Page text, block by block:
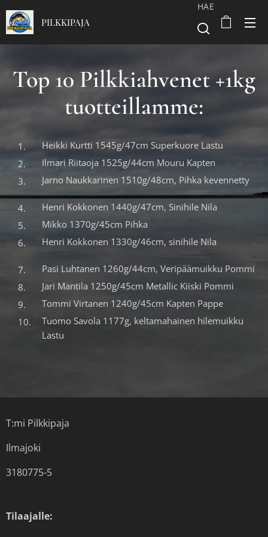
PILKKIPAJA
HAE
Top 10 Pilkkiahvenet +1kg
tuotteillamme:
Heikki Kurtti 1545g/47cm Superkuore Lastu
Ilmari Riitaoja 1525g/44cm Mouru Kapten
Jarno Naukkarinen 1510g/48cm, Pihka kevennetty
Henri Kokkonen 1440g/47cm, Sinihile Nila
Mikko 1370g/45cm Pihka
Henri Kokkonen 1330g/46cm, sinihile Nila
Pasi Luhtanen 1260g/44cm, Veripäämuikku Pommi
Jari Mantila 1250g/45cm Metallic Kiiski Pommi
Tommi Virtanen 1240g/45cm Kapten Pappe
Tuomo Savola 1177g, keltamahainen hilemuikku
Lastu
T:mi Pilkkipaja
Ilmajoki
3180775-5
Tilaajalle: